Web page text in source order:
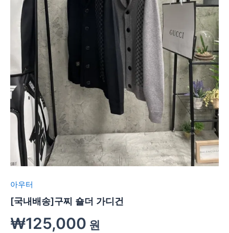
아우터
[국내배송]구찌 숄더 가디건
₩125,000 원